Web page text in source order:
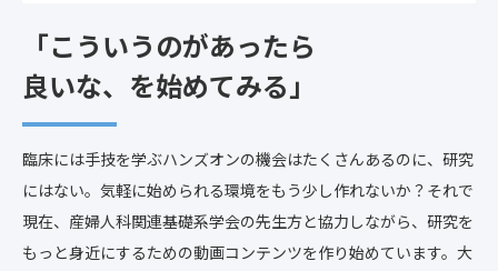
「こういうのがあったら
良いな、を始めてみる」
臨床には手技を学ぶハンズオンの機会はたくさんあるのに、研究
にはない。気軽に始められる環境をもう少し作れないか？それで
現在、産婦人科関連基礎系学会の先生方と協力しながら、研究を
もっと身近にするための動画コンテンツを作り始めています。大